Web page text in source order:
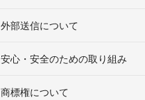
外部送信について
安心・安全のための取り組み
商標権について